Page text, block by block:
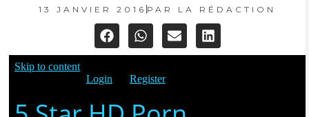
13 JANVIER 2016 PAR LA RÉDACTION